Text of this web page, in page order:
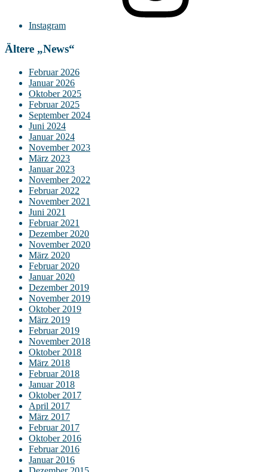
Instagram
Ältere „News“
Februar 2026
Januar 2026
Oktober 2025
Februar 2025
September 2024
Juni 2024
Januar 2024
November 2023
März 2023
Januar 2023
November 2022
Februar 2022
November 2021
Juni 2021
Februar 2021
Dezember 2020
November 2020
März 2020
Februar 2020
Januar 2020
Dezember 2019
November 2019
Oktober 2019
März 2019
Februar 2019
November 2018
Oktober 2018
März 2018
Februar 2018
Januar 2018
Oktober 2017
April 2017
März 2017
Februar 2017
Oktober 2016
Februar 2016
Januar 2016